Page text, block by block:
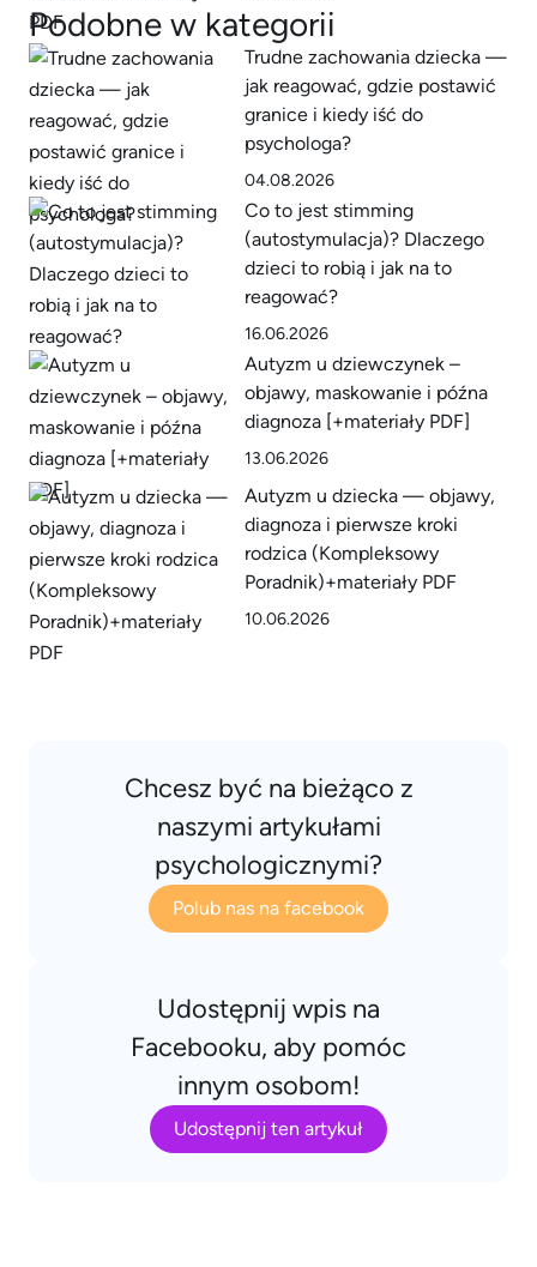
Podobne w kategorii
Trudne zachowania dziecka —
jak reagować, gdzie postawić
granice i kiedy iść do
psychologa?
04.08.2026
Co to jest stimming
(autostymulacja)? Dlaczego
dzieci to robią i jak na to
reagować?
16.06.2026
Autyzm u dziewczynek –
objawy, maskowanie i późna
diagnoza [+materiały PDF]
13.06.2026
Autyzm u dziecka — objawy,
diagnoza i pierwsze kroki
rodzica (Kompleksowy
Poradnik)+materiały PDF
10.06.2026
Chcesz być na bieżąco z
naszymi artykułami
psychologicznymi?
Polub nas na facebook
Udostępnij wpis na
Facebooku, aby pomóc
innym osobom!
Udostępnij ten artykuł